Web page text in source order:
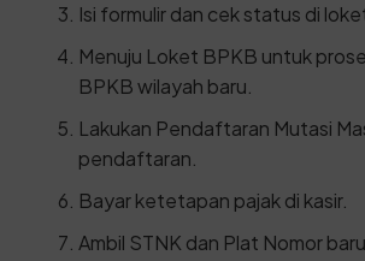
Isi formulir dan cek status di
Menuju Loket BPKB untuk
BPKB wilayah baru.
Lakukan Pendaftaran Mutasi
pendaftaran.
Bayar ketetapan pajak di kasir.
Ambil STNK dan Plat Nomor